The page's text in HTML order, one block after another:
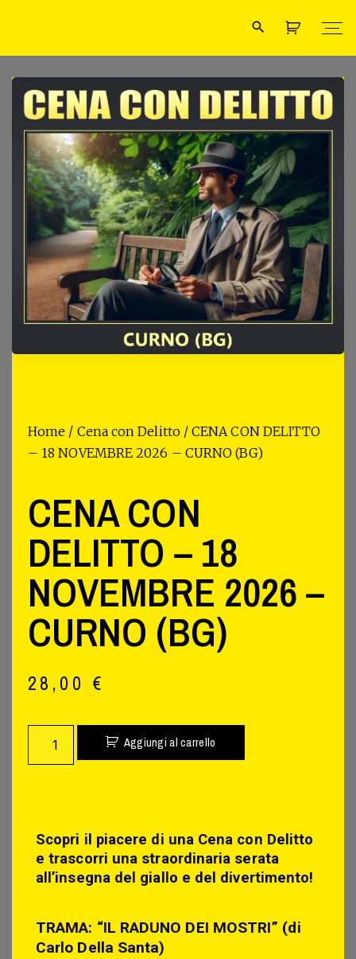
Home / Cena con Delitto/ CENA CON DELITTO
– 18 NOVEMBRE 2026 – CURNO (BG)
CENA CON
DELITTO – 18
NOVEMBRE 2026 –
CURNO (BG)
28,00 €
Aggiungi al carrello
Scopri il piacere di una Cena con Delitto
e trascorri una straordinaria serata
all’insegna del giallo e del divertimento!
TRAMA: “IL RADUNO DEI MOSTRI” (di
Carlo Della Santa)